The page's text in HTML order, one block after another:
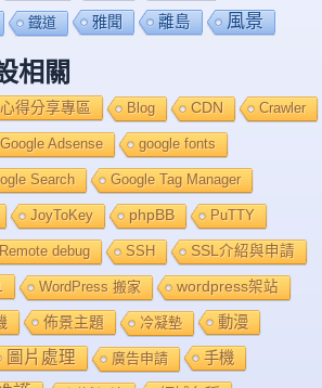
鐡道 雅聞 離島 風景
相關
得分享專區 Blog CDN Crawler
Google Adsense google fonts
Search Google Tag Manager
JoyToKey phpBB PuTTY
Remote debug SSH SSL介紹與申請
WordPress 搬家 wordpress架站
佈景主題 冷凝墊 動漫
圖片處理 廣告申請 手機